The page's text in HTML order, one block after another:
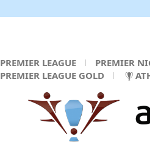
PREMIER LEAGUE PREMIER
PREMIER LEAGUE GOLD